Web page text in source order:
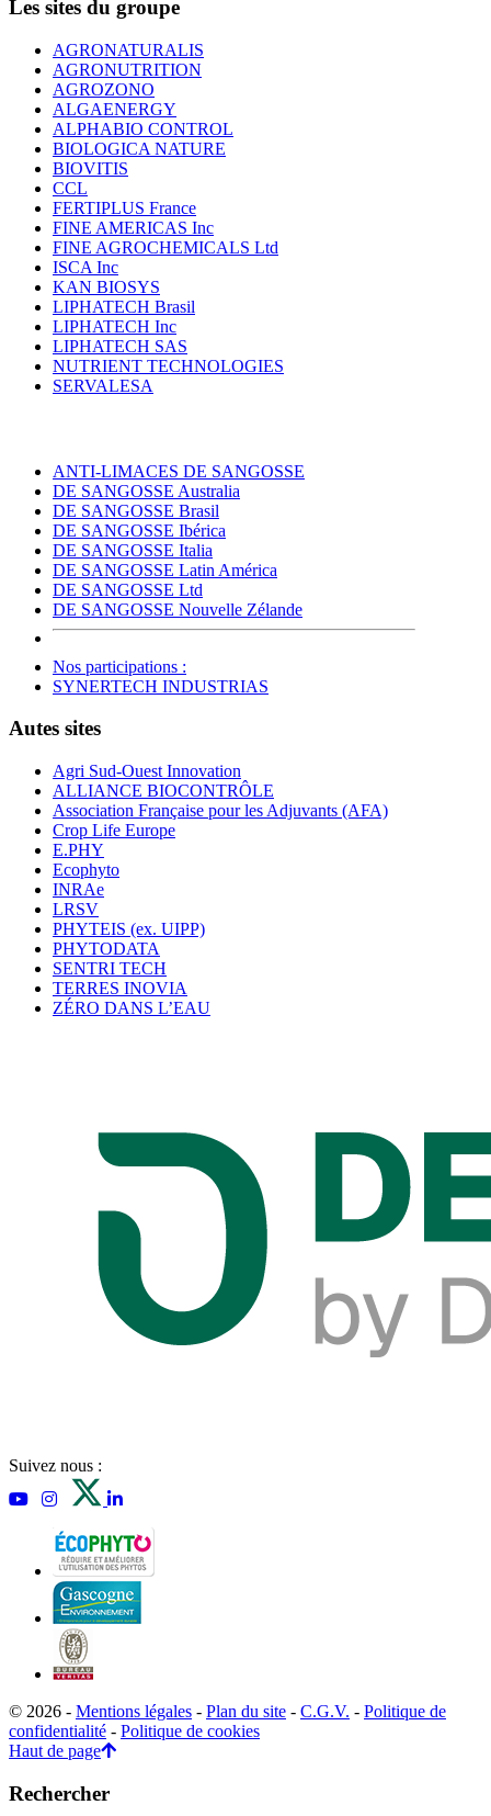
Les sites du groupe
AGRONATURALIS
AGRONUTRITION
AGROZONO
ALGAENERGY
ALPHABIO CONTROL
BIOLOGICA NATURE
BIOVITIS
CCL
FERTIPLUS France
FINE AMERICAS Inc
FINE AGROCHEMICALS Ltd
ISCA Inc
KAN BIOSYS
LIPHATECH Brasil
LIPHATECH Inc
LIPHATECH SAS
NUTRIENT TECHNOLOGIES
SERVALESA
ANTI-LIMACES DE SANGOSSE
DE SANGOSSE Australia
DE SANGOSSE Brasil
DE SANGOSSE Ibérica
DE SANGOSSE Italia
DE SANGOSSE Latin América
DE SANGOSSE Ltd
DE SANGOSSE Nouvelle Zélande
Nos participations :
SYNERTECH INDUSTRIAS
Autes sites
Agri Sud-Ouest Innovation
ALLIANCE BIOCONTRÔLE
Association Française pour les Adjuvants (AFA)
Crop Life Europe
E.PHY
Ecophyto
INRAe
LRSV
PHYTEIS (ex. UIPP)
PHYTODATA
SENTRI TECH
TERRES INOVIA
ZÉRO DANS L’EAU
Suivez nous :
© 2026 - Mentions légales - Plan du site - C.G.V. - Politique de
confidentialité - Politique de cookies
Haut de page
Rechercher